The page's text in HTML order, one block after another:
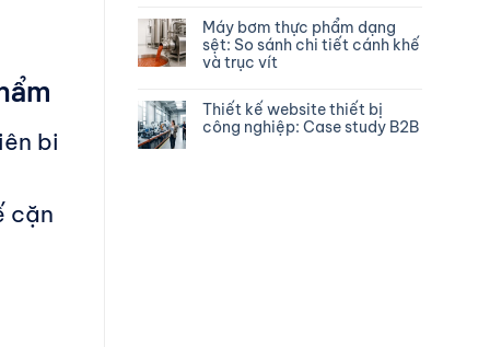
Máy bơm thực phẩm dạng
sệt: So sánh chi tiết cánh khế
và trục vít
Thiết kế website thiết bị
công nghiệp: Case study B2B
bi
cặn